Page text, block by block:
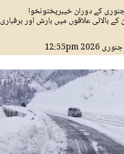
سے 23 جنوری کے دوران خیبرپختونخوا
کے بالائی علاقوں میں بارش اور برفباری
12:55pm